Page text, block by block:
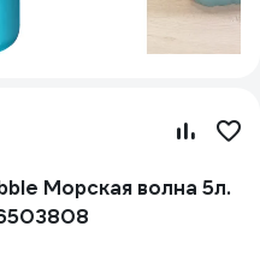
Морская волна 5л.